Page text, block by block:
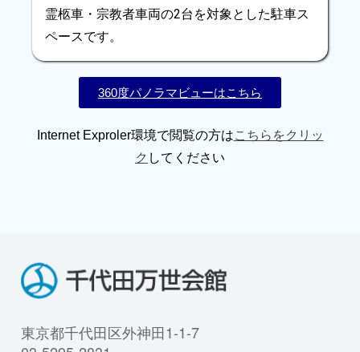
霊柩車・宗教者車両の2台を対象とした駐車ス
ペースです。
360度パノラマビューはこちら
Internet Exproler環境で閲覧の方はこちらをクリッ
ク してください
東京都千代田区外神田1-1-7